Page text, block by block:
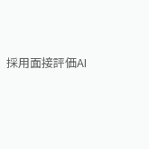
採用面接評価AI